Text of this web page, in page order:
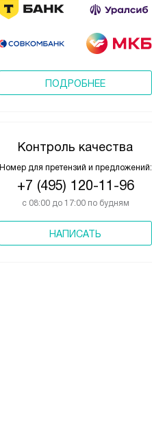
ПОДРОБНЕЕ
Контроль качества
Номер для претензий и предложений:
+7 (495) 120-11-96
с 08:00 до 17:00 по будням
НАПИСАТЬ